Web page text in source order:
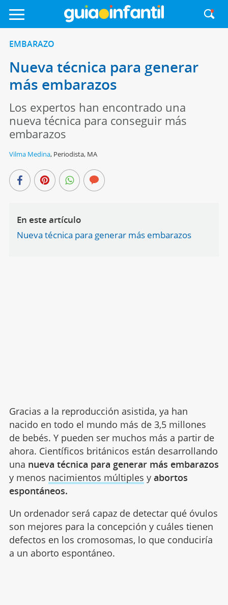
EMBARAZO
Nueva técnica para generar
más embarazos
Los expertos han encontrado una
nueva técnica para conseguir más
embarazos
Vilma Medina, Periodista, MA
En este artículo
Nueva técnica para generar más embarazos
Gracias a la reproducción asistida, ya han
nacido en todo el mundo más de 3,5 millones
de bebés. Y pueden ser muchos más a partir de
ahora. Científicos británicos están desarrollando
una nueva técnica para generar más embarazos
y menos nacimientos múltiples y abortos
espontáneos.
Un ordenador será capaz de detectar qué óvulos
son mejores para la concepción y cuáles tienen
defectos en los cromosomas, lo que conduciría
a un aborto espontáneo.